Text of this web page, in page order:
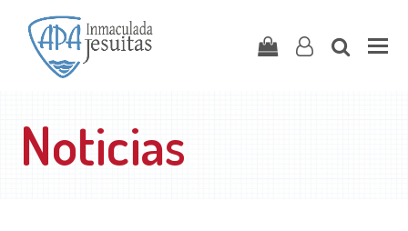
Carritouser-search
Noticias